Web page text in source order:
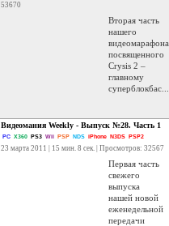
53670
Вторая часть
нашего
видеомарафона,
посвященного
Crysis 2 –
главному
суперблокбас...
Видеомания Weekly - Выпуск №28. Часть 1
PC X360 PS3 Wii PSP NDS iPhone N3DS PSP2
23 марта 2011 | 15 мин. 8 сек. | Просмотров: 32567
Первая часть
свежего
выпуска
нашей новой
еженедельной
передачи